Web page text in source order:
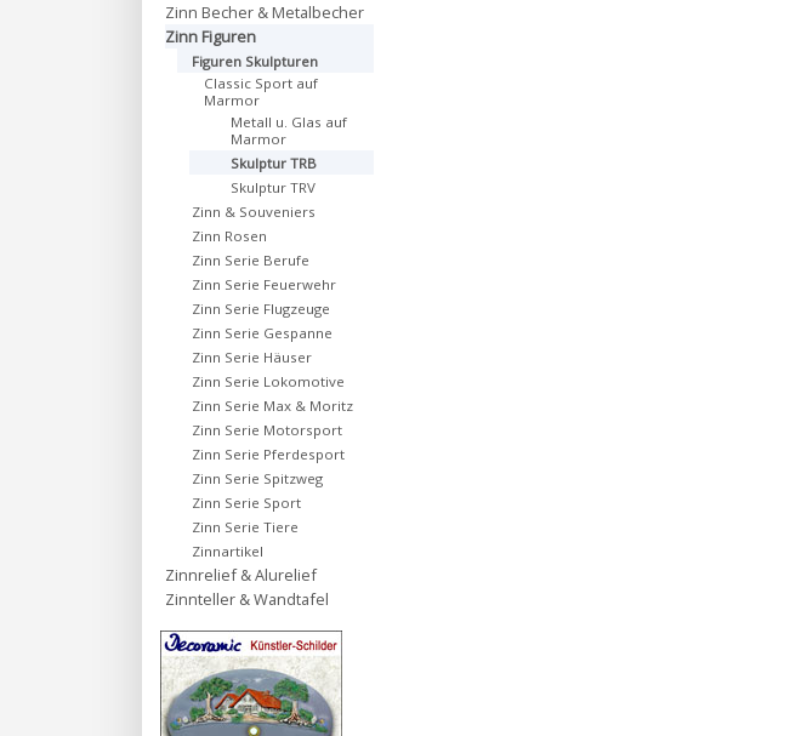
Zinn Becher & Metalbecher
Zinn Figuren
Figuren Skulpturen
Classic Sport auf
Marmor
Metall u. Glas auf
Marmor
Skulptur TRB
Skulptur TRV
Zinn & Souveniers
Zinn Rosen
Zinn Serie Berufe
Zinn Serie Feuerwehr
Zinn Serie Flugzeuge
Zinn Serie Gespanne
Zinn Serie Häuser
Zinn Serie Lokomotive
Zinn Serie Max & Moritz
Zinn Serie Motorsport
Zinn Serie Pferdesport
Zinn Serie Spitzweg
Zinn Serie Sport
Zinn Serie Tiere
Zinnartikel
Zinnrelief & Alurelief
Zinnteller & Wandtafel